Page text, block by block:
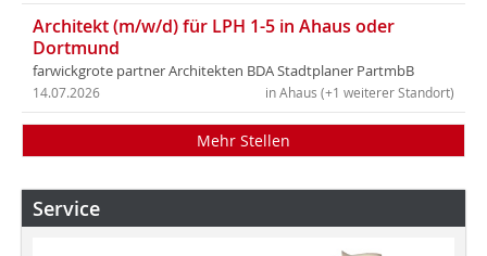
Architekt (m/w/d) für LPH 1-5 in Ahaus oder
Dortmund
farwickgrote partner Architekten BDA Stadtplaner PartmbB
in Ahaus (+1 weiterer Standort)
14.07.2026
Mehr Stellen
Service